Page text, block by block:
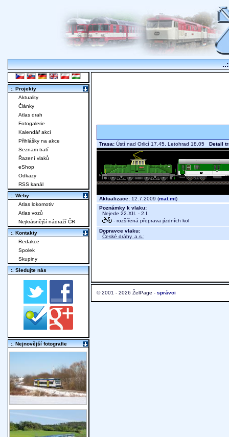
Trasa: Ústí nad Orlicí 17.45, Letohrad 18.05 Detail
Aktualizace: 12.7.2009 (mat.mt)
Poznámky k vlaku:
Nejede 22.XII. - 2.I.
- rozšířená přeprava jízdních kol
Dopravce vlaku:
České dráhy, a.s. ;
© 2001 - 2026 ŽelPage - správci
:. Projekty
Aktuality
Články
Atlas drah
Fotogalerie
Kalendář akcí
Přihlášky na akce
Seznam tratí
Řazení vlaků
eShop
Odkazy
RSS kanál
:. Weby
Atlas lokomotiv
Atlas vozů
Nejkrásnější nádraží ČR
:. Kontakty
Redakce
Spolek
Skupiny
:. Sledujte nás
:. Nejnovější fotografie